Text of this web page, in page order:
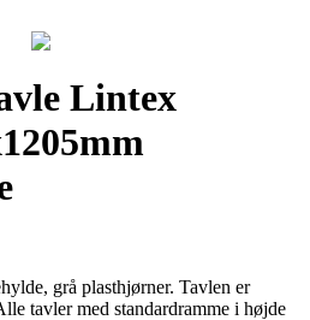
Lintex
grå plasthjørner. Tavlen er
tavler med standardramme i højde